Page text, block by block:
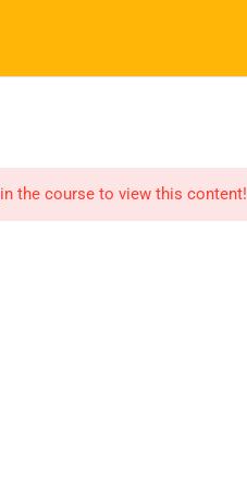
in the course to view this content!